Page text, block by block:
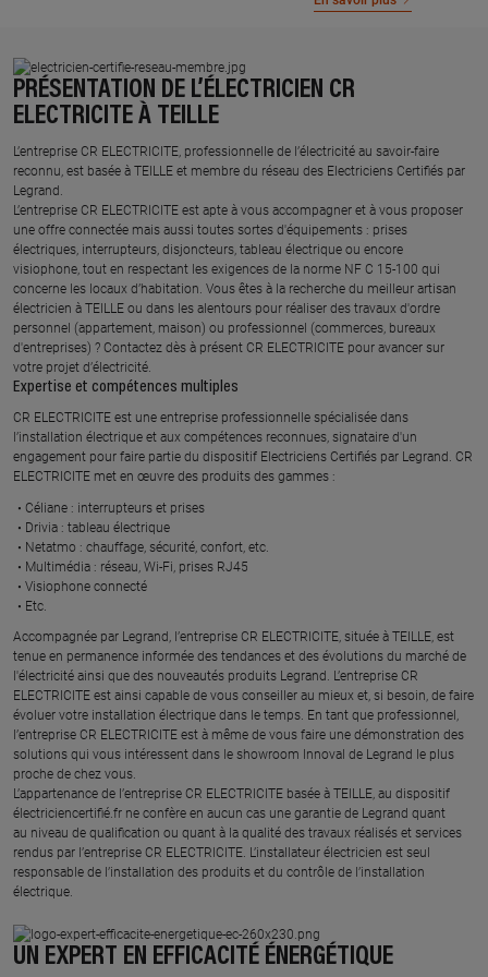
PRÉSENTATION DE L’ÉLECTRICIEN CR
ELECTRICITE À TEILLE
L’entreprise CR ELECTRICITE, professionnelle de l’électricité au savoir-faire
reconnu, est basée à TEILLE et membre du réseau des Electriciens Certifiés par
Legrand.​
L’entreprise CR ELECTRICITE est apte à vous accompagner et à vous proposer
une offre connectée mais aussi toutes sortes d'équipements : prises
électriques, interrupteurs, disjoncteurs, tableau électrique ou encore
visiophone, tout en respectant les exigences de la norme NF C 15-100 qui
concerne les locaux d’habitation. Vous êtes à la recherche du meilleur artisan
électricien à TEILLE ou dans les alentours pour réaliser des travaux d'ordre
personnel (appartement, maison) ou professionnel (commerces, bureaux
d'entreprises) ? Contactez dès à présent CR ELECTRICITE pour avancer sur
votre projet d’électricité.
Expertise et compétences multiples​
​CR ELECTRICITE est une entreprise professionnelle spécialisée dans
l’installation électrique et aux compétences reconnues, ​signataire d'un
engagement pour faire partie du dispositif Electriciens Certifiés par Legrand​. CR
ELECTRICITE met en œuvre des produits des gammes : ​
Céliane : interrupteurs et prises ​
Drivia : tableau électrique ​
Netatmo : chauffage, sécurité, confort, etc.​
Multimédia : réseau, Wi-Fi, prises RJ45​
Visiophone connecté​
Etc.​
​Accompagnée par Legrand, l’entreprise CR ELECTRICITE, située à TEILLE, est
tenue en permanence informée des tendances et des évolutions du marché de
l'électricité ainsi que des nouveautés produits Legrand. L’entreprise CR
ELECTRICITE est ainsi capable de vous conseiller au mieux et, si besoin, de faire
évoluer votre installation électrique dans le temps. En tant que professionnel,
l’entreprise CR ELECTRICITE est à même de vous faire une démonstration des
solutions qui vous intéressent dans le showroom Innoval de Legrand le plus
proche de chez vous.​
L’appartenance de l’entreprise CR ELECTRICITE basée à TEILLE, au dispositif
électriciencertifié.fr ne confère en aucun cas une garantie de Legrand quant
au niveau de qualification ou quant à la qualité des travaux réalisés et services
rendus par l’entreprise CR ELECTRICITE. L’installateur électricien est seul
responsable de l’installation des produits et du contrôle de l’installation
électrique.
UN EXPERT EN EFFICACITÉ ÉNERGÉTIQUE